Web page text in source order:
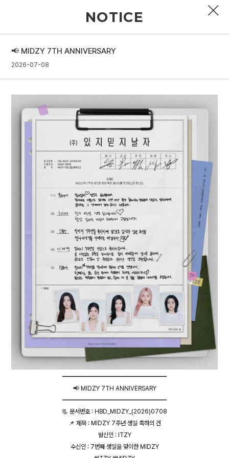
PROFILE
GALLERY
NOTICE
NOTICE
📢 MIDZY 7TH ANNIVERSARY
2026-07-08
━━━━━━━━━━━━━━━━━
📢 MIDZY 7TH ANNIVERSARY
━━━━━━━━━━━━━━━━━
📃 문서번호 : HBD_MIDZY_(2026)0708
📌 제목 : MIDZY 7주년 생일 축하의 건
발신인 : ITZY
수신인 : 7번째 생일을 맞이한 MIDZY